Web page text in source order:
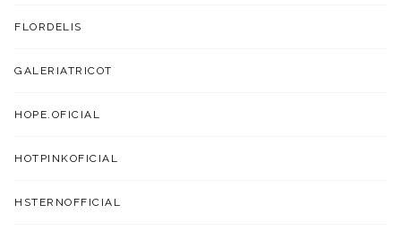
FLORDELIS
GALERIATRICOT
HOPE.OFICIAL
HOTPINKOFICIAL
HSTERNOFFICIAL